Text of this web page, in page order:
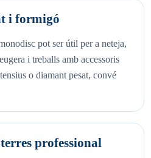
i formigó
pot ser útil per a neteja,
i treballs amb accessoris
o diamant pesat, convé
professional